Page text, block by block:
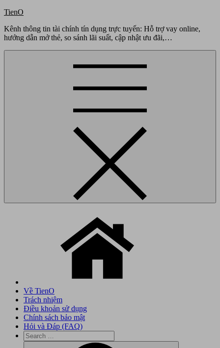
Skip
content
TienO
Kênh thông tin tài chính tín dụng trực tuyến: Hỗ trợ vay online,
hướng dẫn mở thẻ, so sánh lãi suất, cập nhật ưu đãi,…
Về TienO
Trách nhiệm
Điều khoản sử dụng
Chính sách bảo mật
Hỏi và Đáp (FAQ)
Search
for: